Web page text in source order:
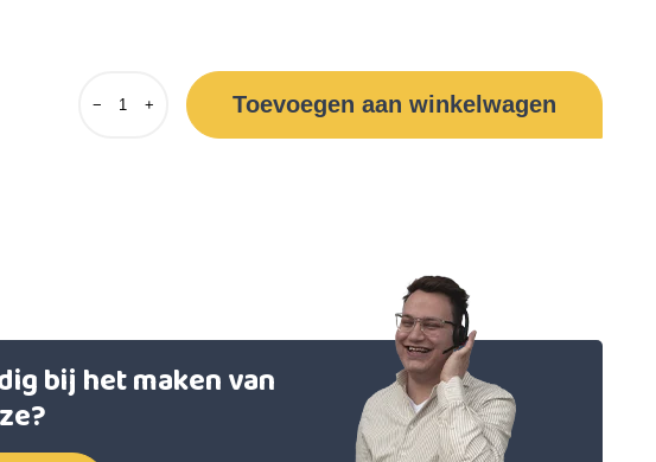
− + Toevoegen aan winkelwagen
bij het maken van